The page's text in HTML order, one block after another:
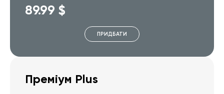
89.99 $
ПРИДБАТИ
Преміум Plus